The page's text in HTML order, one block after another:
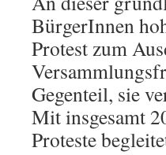
BürgerInnen
Protest zum
Gegenteil, sie
Mit insgesamt
Proteste